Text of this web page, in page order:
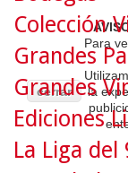
cerrar
Para
la
Colección
Grandes
Grandes
Ediciones
La Liga del